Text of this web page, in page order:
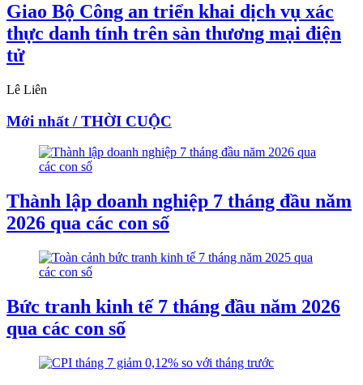
Giao Bộ Công an triển khai dịch vụ xác
thực danh tính trên sàn thương mại điện
tử
Lê Liên
Mới nhất / THỜI CUỘC
Thành lập doanh nghiệp 7 tháng đầu năm
2026 qua các con số
Bức tranh kinh tế 7 tháng đầu năm 2026
qua các con số